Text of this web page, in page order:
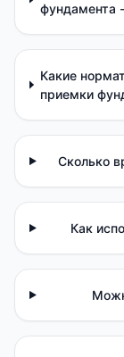
фундамента
Какие
приемки
Сколько
Как